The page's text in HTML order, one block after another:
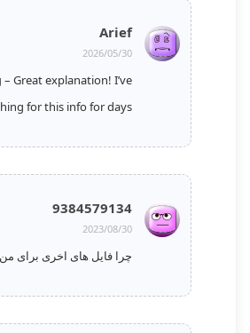
Arief
2026/05/30
– Great explanation! I’ve
for this info for days.
9384579134
2023/08/30
چرا فایل های اخری برای